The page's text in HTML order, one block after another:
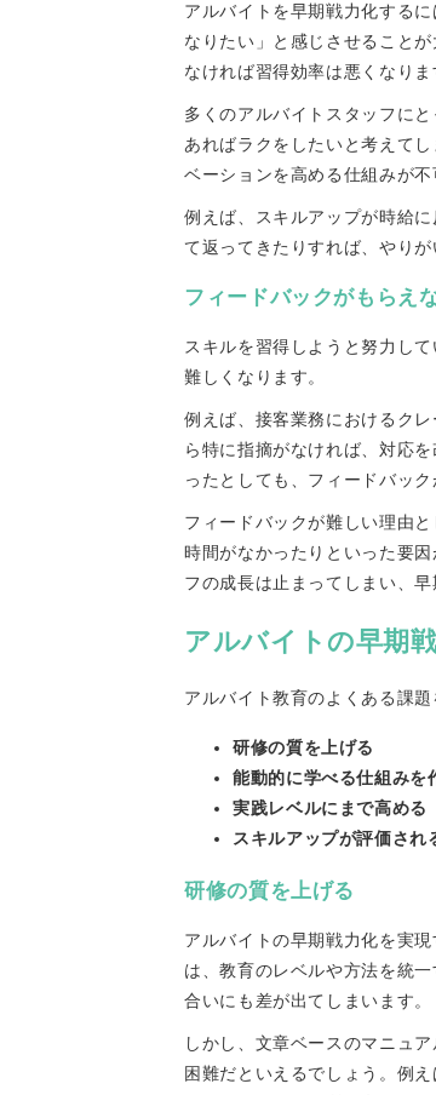
アルバイトを早期戦力化する
なりたい」と感じさせること
なければ習得効率は悪くなりま
多くのアルバイトスタッフに
あればラクをしたいと考えて
ベーションを高める仕組みが不
例えば、スキルアップが時給
て返ってきたりすれば、やり
フィードバックがもらえ
スキルを習得しようと努力し
難しくなります。
例えば、接客業務におけるク
ら特に指摘がなければ、対応
ったとしても、フィードバッ
フィードバックが難しい理由
時間がなかったりといった要
フの成長は止まってしまい、
アルバイトの早期
アルバイト教育のよくある課
研修の質を上げる
能動的に学べる仕組みを
実践レベルにまで高める
スキルアップが評価され
研修の質を上げる
アルバイトの早期戦力化を実
は、教育のレベルや方法を統
合いにも差が出てしまいます。
しかし、文章ベースのマニュ
困難だといえるでしょう。例